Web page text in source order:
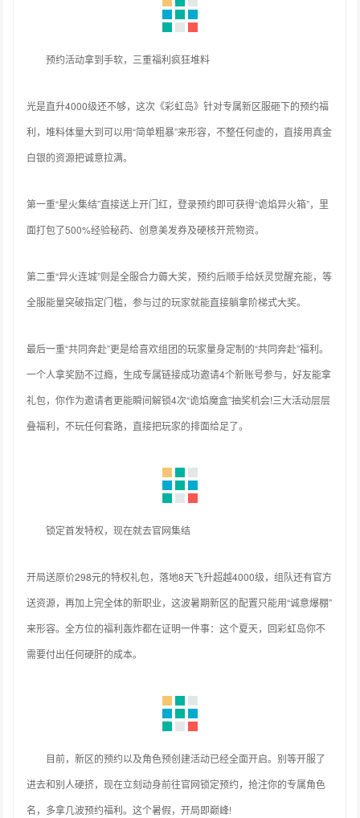
预约活动拿到手软，三重福利疯狂堆料
光是直升4000级还不够，这次《彩虹岛》针对专属新区服砸下的预约福
利，堆料体量大到可以用“简单粗暴”来形容，不整任何虚的，直接用真金
白银的资源把诚意拉满。
第一重“星火集结”直接送上开门红，登录预约即可获得“诡焰异火箱”，里
面打包了500%经验秘药、创意美发券及硬核开荒物资。
第二重“异火连城”则是全服合力薅大奖，预约后顺手给妖灵觉醒充能，等
全服能量突破指定门槛，参与过的玩家就能直接躺拿阶梯式大奖。
最后一重“共同奔赴”更是给喜欢组团的玩家量身定制的“共同奔赴”福利。
一个人拿奖励不过瘾，生成专属链接成功邀请4个新账号参与，好友能拿
礼包，你作为邀请者更能瞬间解锁4次“诡焰魔盒”抽奖机会!三大活动层层
叠福利，不玩任何套路，直接把玩家的排面给足了。
锁定首发特权，现在就去官网集结
开局送原价298元的特权礼包，落地8天飞升超越4000级，组队还有官方
送资源，再加上完全体的新职业，这波暑期新区的配置只能用“诚意爆棚”
来形容。全方位的福利轰炸都在证明一件事：这个夏天，回彩虹岛你不
需要付出任何硬肝的成本。
目前，新区的预约以及角色预创建活动已经全面开启。别等开服了
进去和别人硬挤，现在立刻动身前往官网锁定预约，抢注你的专属角色
名，多拿几波预约福利。这个暑假，开局即巅峰!